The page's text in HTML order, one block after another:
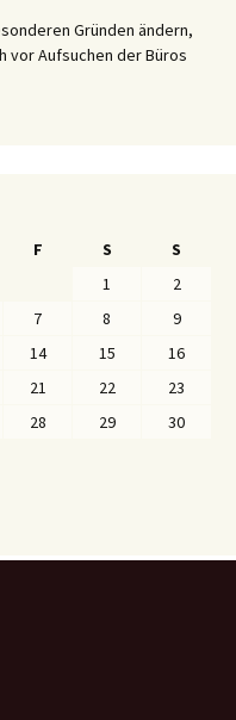
Gründen ändern,
vor Aufsuchen der Büros
F S
S
1
2
7 8
9
14 15
16
21 22
23
28 29
30